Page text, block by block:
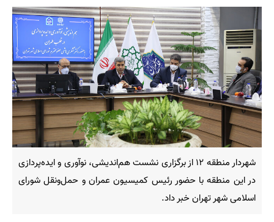
شهردار منطقه ۱۲ از برگزاری نشست هم‌اندیشی، نوآوری و ایده‌پردازی
در این منطقه با حضور رئیس کمیسیون عمران و حمل‌ونقل شورای
اسلامی شهر تهران خبر داد.